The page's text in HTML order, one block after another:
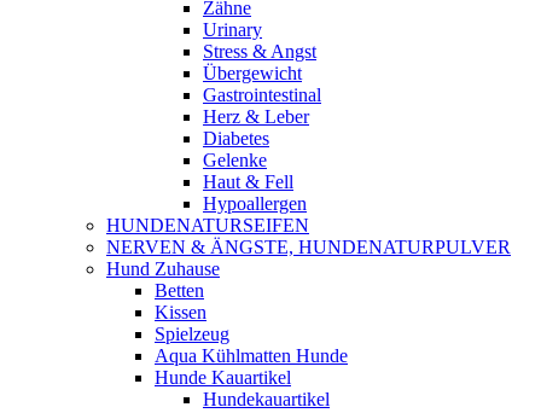
Zähne
Urinary
Stress & Angst
Übergewicht
Gastrointestinal
Herz & Leber
Diabetes
Gelenke
Haut & Fell
Hypoallergen
HUNDENATURSEIFEN
NERVEN & ÄNGSTE, HUNDENATURPULVER
Hund Zuhause
Betten
Kissen
Spielzeug
Aqua Kühlmatten Hunde
Hunde Kauartikel
Hundekauartikel